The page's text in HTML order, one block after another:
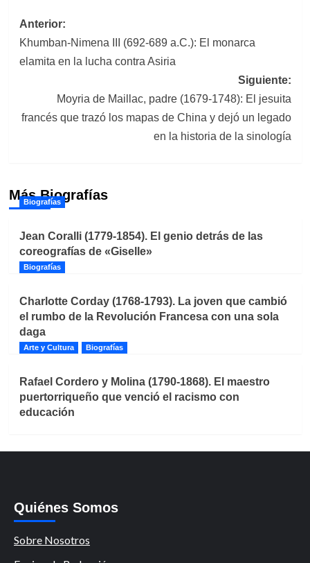
Navegación
de
Anterior:
Khumban-Nimena III (692-689 a.C.): El monarca
elamita en la lucha contra Asiria
Siguiente:
Moyria de Maillac, padre (1679-1748): El jesuita
francés que trazó los mapas de China y dejó un legado
en la historia de la sinología
Más Biografías
Biografías
Jean Coralli (1779-1854). El genio detrás de las
coreografías de «Giselle»
Biografías
Charlotte Corday (1768-1793). La joven que cambió
el rumbo de la Revolución Francesa con una sola
daga
Arte y Cultura Biografías
Rafael Cordero y Molina (1790-1868). El maestro
puertorriqueño que venció el racismo con
educación
Quiénes Somos
Sobre Nosotros